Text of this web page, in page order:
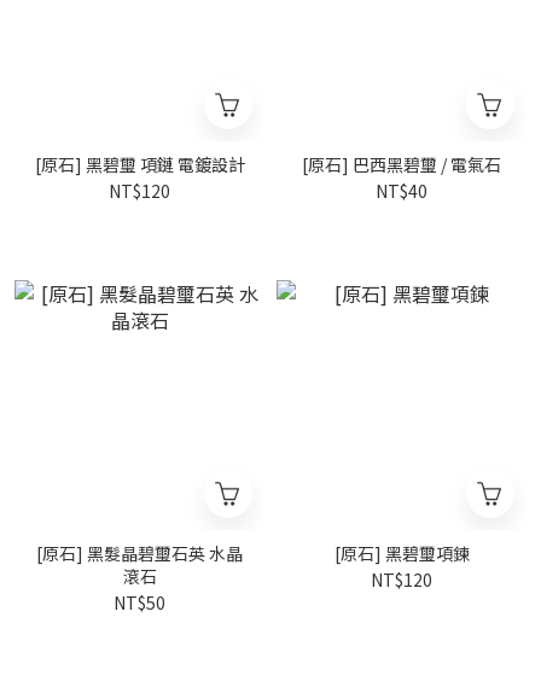
[原石] 黑碧璽 項鏈 電鍍設計
NT$120
[原石] 巴西黑碧璽 / 電氣石
NT$40
[原石] 黑髮晶碧璽石英 水晶
滾石
NT$50
[原石] 黑碧璽項鍊
NT$120